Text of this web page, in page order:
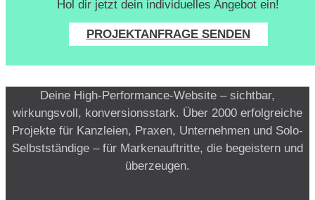
Hol dir jetzt dein individuelles Angebot ein!
PROJEKTANFRAGE SENDEN
Deine High-Performance-Website – sichtbar,
wirkungsvoll, konversionsstark. Über 2000 erfolgreiche
Projekte für Kanzleien, Praxen, Unternehmen und Solo-
Selbstständige – für Markenauftritte, die begeistern und
überzeugen.